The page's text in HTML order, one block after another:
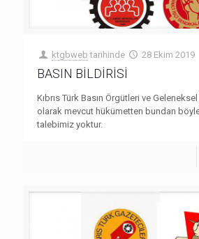
ktgbweb tarihinde 28 Ekim 2019
BASIN BİLDİRİSİ
Kıbrıs Türk Basın Örgütleri ve
olarak mevcut hükümetten bundan böyle
talebimiz yoktur.